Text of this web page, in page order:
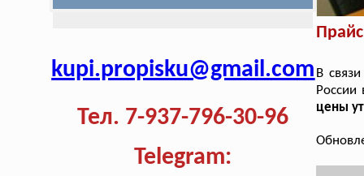
kupi.propisku@gmail.com
Тел. 7-937-796-30-96
Telegram:
В
цены